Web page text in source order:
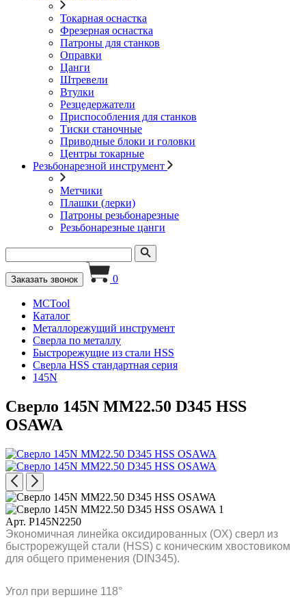
Токарная оснастка
Фрезерная оснастка
Патроны для станков
Оправки
Цанги
Штревели
Втулки
Резцедержатели
Приспособления для станков
Тиски станочные
Приводные блоки и головки
Центры токарные
Резьбонарезной инструмент
Метчики
Плашки (лерки)
Патроны резьбонарезные
Резьбонарезные цанги
Заказать звонок 0
MCTool
Каталог
Металлорежущий инструмент
Сверла по металлу
Быстрорежущие из стали HSS
Сверла HSS стандартная серия
145N
Сверло 145N MM22.50 D345 HSS
OSAWA
Арт. P145N2250
Экономичная линейка оксидированных (OX) сверл из
быстрорежущей стали (HSS) с коническим хвостовиком
для общего применения (DIN345).
Угол при вершине 118°